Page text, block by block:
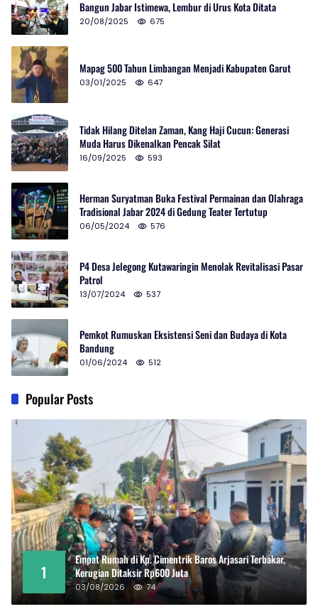
Bangun Jabar Istimewa, Lembur di Urus Kota Ditata
20/08/2025 675
Mapag 500 Tahun Limbangan Menjadi Kabupaten Garut
03/01/2025 647
Tidak Hilang Ditelan Zaman, Kang Haji Cucun: Generasi
Muda Harus Dikenalkan Pencak Silat
16/09/2025 593
Herman Suryatman Buka Festival Permainan dan Olahraga
Tradisional Jabar 2024 di Gedung Teater Tertutup
06/05/2024 576
P4 Desa Jelegong Kutawaringin Menolak Revitalisasi Pasar
Patrol
13/07/2024 537
Pemkot Rumuskan Eksistensi Seni dan Budaya di Kota
Bandung
01/06/2024 512
Popular Posts
1
Empat Rumah di Kp. Cimentrik Baros Arjasari Terbakar,
Kerugian Ditaksir Rp600 Juta
03/08/2026 74